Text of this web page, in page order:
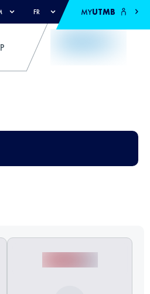
FR MYUTMB